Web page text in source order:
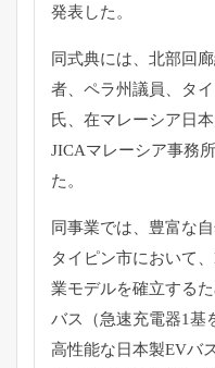
発表した。
同式典には、北部回
者、ペラ州議員、タ
氏、在マレーシア日
JICAマレーシア事務
た。
同事業では、豊富な
タイピン市において
業モデルを確立する
バス（急速充電器1基
高性能な日本製EVバ